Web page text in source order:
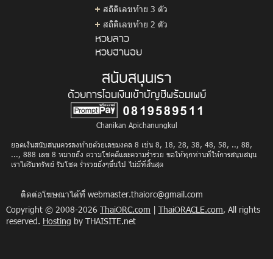
สถิติเลขท้าย 3 ตัว
สถิติเลขท้าย 2 ตัว
หวยลาว
หวยฮานอย
สนับสนุนเรา
ด้วยการโอนเงินเข้าบัญชีพร้อมเพย์
Chanikan Apichanungkul
ยอดเงินสนับสนุนควรลงท้ายด้วยเลขมงคล 8 เช่น 8, 18, 28, 38, 48, 58, .., 88,
..., 888 เลข 8 หมายถึง ความโชคดีและความร่ำรวย ขอให้ทุกท่านที่ให้การสนุบสนุน
เราได้รับทรัพย์ รับโชค ร่ำรวยยิ่งๆขึ้นไป ไม่มีที่สิ้นสุด
ติดต่อโฆษณาได้ที่ webmaster.thaiorc@gmail.com
Copyright © 2008-2026 ThaiORC.com | ThaiORACLE.com, All rights
reserved. Hosting by THAISITE.net